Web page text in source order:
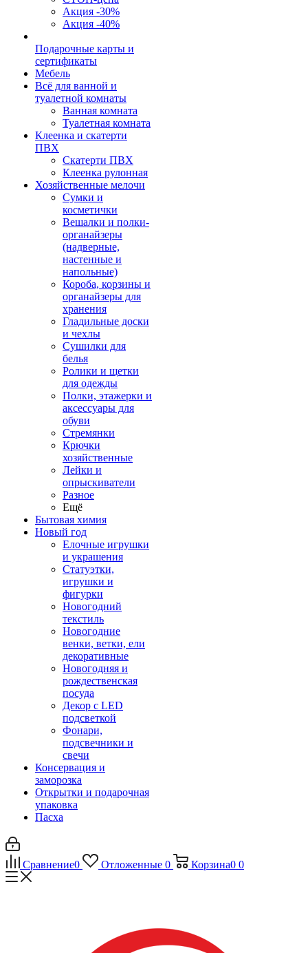
Акция -30%
Акция -40%
Подарочные карты и
сертификаты
Мебель
Всё для ванной и
туалетной комнаты
Ванная комната
Туалетная комната
Клеенка и скатерти
ПВХ
Скатерти ПВХ
Клеенка рулонная
Хозяйственные мелочи
Сумки и
косметички
Вешалки и полки-
органайзеры
(надверные,
настенные и
напольные)
Короба, корзины и
органайзеры для
хранения
Гладильные доски
и чехлы
Сушилки для
белья
Ролики и щетки
для одежды
Полки, этажерки и
аксессуары для
обуви
Стремянки
Крючки
хозяйственные
Лейки и
опрыскиватели
Разное
Ещё
Бытовая химия
Новый год
Елочные игрушки
и украшения
Статуэтки,
игрушки и
фигурки
Новогодний
текстиль
Новогодние
венки, ветки, ели
декоративные
Новогодняя и
рождественская
посуда
Декор с LED
подсветкой
Фонари,
подсвечники и
свечи
Консервация и
заморозка
Открытки и подарочная
упаковка
Пасха
Сравнение0 Отложенные 0 Корзина0 0